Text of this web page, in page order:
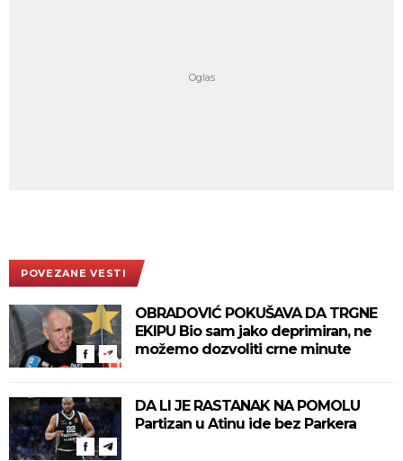
POVEZANE VESTI
OBRADOVIĆ POKUŠAVA DA TRGNE
EKIPU Bio sam jako deprimiran, ne
možemo dozvoliti crne minute
DA LI JE RASTANAK NA POMOLU
Partizan u Atinu ide bez Parkera